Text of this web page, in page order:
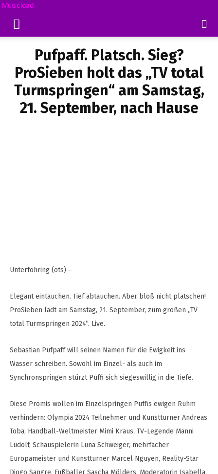
Musicload
Pufpaff. Platsch. Sieg?
ProSieben holt das „TV total
Turmspringen“ am Samstag,
21. September, nach Hause
Unterföhring (ots) –
Elegant eintauchen. Tief abtauchen. Aber bloß nicht platschen!
ProSieben lädt am Samstag, 21. September, zum großen „TV
total Turmspringen 2024“. Live.
Sebastian Pufpaff will seinen Namen für die Ewigkeit ins
Wasser schreiben. Sowohl im Einzel- als auch im
Synchronspringen stürzt Puffi sich siegeswillig in die Tiefe.
Diese Promis wollen im Einzelspringen Puffis ewigen Ruhm
verhindern: Olympia 2024 Teilnehmer und Kunstturner Andreas
Toba, Handball-Weltmeister Mimi Kraus, TV-Legende Manni
Ludolf, Schauspielerin Luna Schweiger, mehrfacher
Europameister und Kunstturner Marcel Nguyen, Reality-Star
Diogo Sangre, Fußballer Sascha Mölders, Moderatorin Isabella